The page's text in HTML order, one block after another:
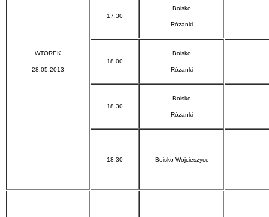
WTOREK
28.05.2013
17.30
Boisko
Różanki
18.00
Boisko
Różanki
18.30
Boisko
Różanki
18.30 Boisko Wojcieszyce